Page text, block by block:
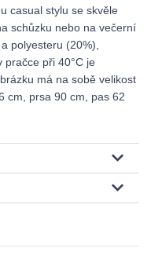
casual stylu se skvěle
schůzku nebo na večerní
polyesteru (20%),
pračce při 40°C je
má na sobě velikost
cm, prsa 90 cm, pas 62